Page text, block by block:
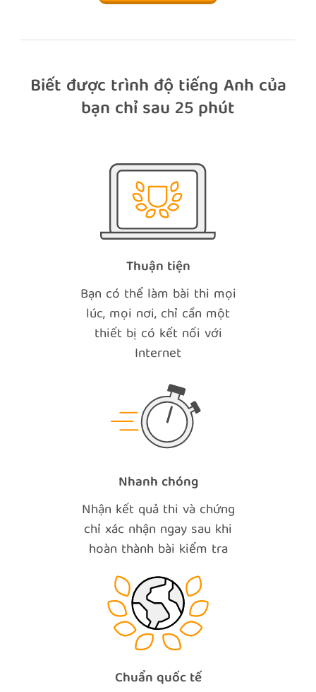
Biết được trình độ tiếng Anh của
bạn chỉ sau 25 phút
Thuận tiện
Bạn có thể làm bài thi mọi
lúc, mọi nơi, chỉ cần một
thiết bị có kết nối với
Internet
Nhanh chóng
Nhận kết quả thi và chứng
chỉ xác nhận ngay sau khi
hoàn thành bài kiểm tra
Chuẩn quốc tế